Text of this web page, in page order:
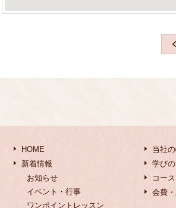
HOME
新着情報
お知らせ
イベント・行事
ワンポイントレッスン
当社
学び
コー
会費